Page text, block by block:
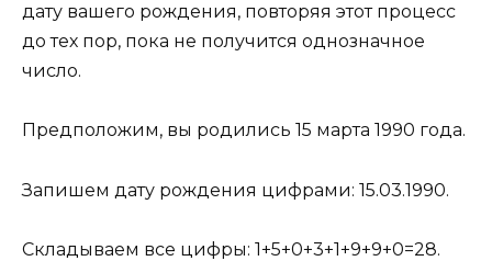
дату вашего рождения, повторяя этот процесс
до тех пор, пока не получится однозначное
число.
Предположим, вы родились 15 марта 1990 года.
Запишем дату рождения цифрами: 15.03.1990.
Складываем все цифры: 1+5+0+3+1+9+9+0=28.